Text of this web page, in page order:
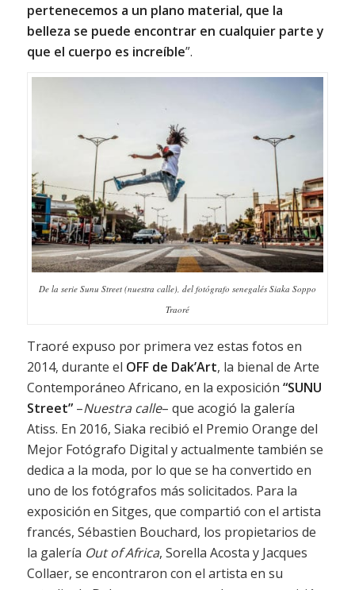
pertenecemos a un plano material, que la
belleza se puede encontrar en cualquier parte y
que el cuerpo es increíble”.
De la serie Sunu Street (nuestra calle), del fotógrafo senegalés Siaka Soppo
Traoré
Traoré expuso por primera vez estas fotos en
2014, durante el OFF de Dak’Art, la bienal de Arte
Contemporáneo Africano, en la exposición “SUNU
Street”–Nuestra calle– que acogió la galería
Atiss. En 2016, Siaka recibió el Premio Orange del
Mejor Fotógrafo Digital y actualmente también se
dedica a la moda, por lo que se ha convertido en
uno de los fotógrafos más solicitados. Para la
exposición en Sitges, que compartió con el artista
francés, Sébastien Bouchard, los propietarios de
la galería Out of Africa, Sorella Acosta y Jacques
Collaer, se encontraron con el artista en su